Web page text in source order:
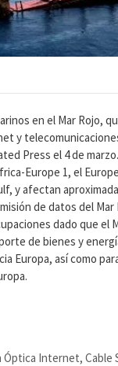
en el Mar Rojo,
y
Press el 4 de
Europe 1, el
y afectan
de datos del
dado que el
de bienes y
Europa, así como
Óptica Internet, Cable